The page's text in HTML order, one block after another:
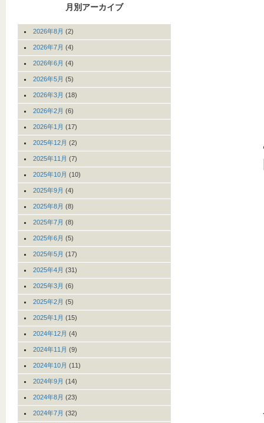
月別アーカイブ
2026年8月 (2)
2026年7月 (4)
2026年6月 (4)
2026年5月 (5)
2026年3月 (18)
2026年2月 (6)
2026年1月 (17)
2025年12月 (2)
2025年11月 (7)
2025年10月 (10)
2025年9月 (4)
2025年8月 (8)
2025年7月 (8)
2025年6月 (5)
2025年5月 (17)
2025年4月 (31)
2025年3月 (6)
2025年2月 (5)
2025年1月 (15)
2024年12月 (4)
2024年11月 (9)
2024年10月 (11)
2024年9月 (14)
2024年8月 (23)
2024年7月 (32)